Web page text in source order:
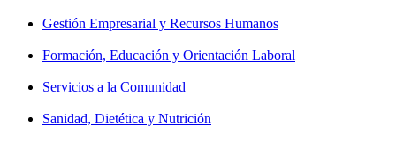
Gestión Empresarial y Recursos Humanos
Formación, Educación y Orientación Laboral
Servicios a la Comunidad
Sanidad, Dietética y Nutrición